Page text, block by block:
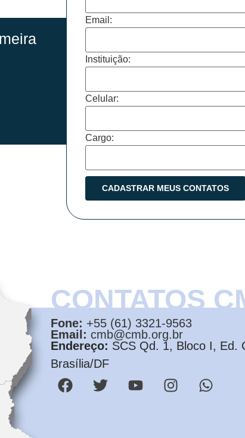
Email:
Instituição:
Celular:
Cargo:
CONTATOS
Fone: +55 (61) 3321-9563
Email: cmb@cmb.org.br
Endereço: SCS Qd. 1, Bloco I, Ed.
Brasília/DF